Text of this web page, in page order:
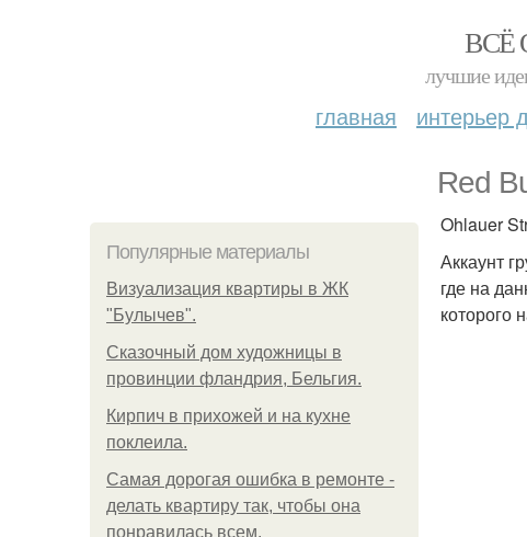
ВСЁ
лучшие
главная интерьер
Red
Популярные материалы
Визуализация квартиры в ЖК
"Булычев".
Сказочный дом художницы в
провинции фландрия, Бельгия.
Кирпич в прихожей и на кухне
поклеила.
Самая дорогая ошибка в ремонте -
делать квартиру так, чтобы она
понравилась всем.
Ohlauer
Аккаунт
где на
которого